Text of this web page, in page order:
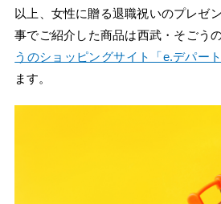
以上、女性に贈る退職祝いのプレゼ
事でご紹介した商品は西武・そごう
うのショッピングサイト「e.デパート
ます。